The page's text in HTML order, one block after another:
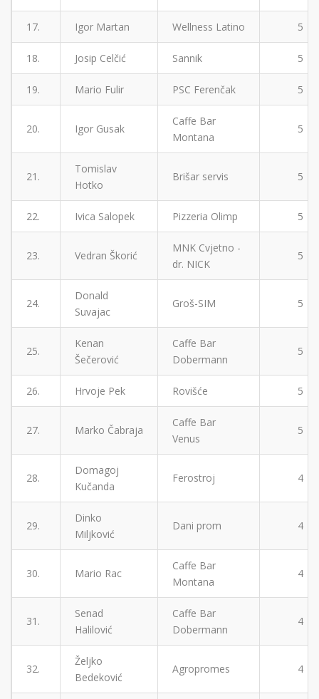
17. Igor Martan Wellness Latino 5
18. Josip Celčić Sannik 5
19. Mario Fulir PSC Ferenčak 5
20. Igor Gusak
Caffe Bar
Montana
5
21.
Tomislav
Hotko
Brišar servis 5
22. Ivica Salopek Pizzeria Olimp 5
23. Vedran Škorić
MNK Cvjetno -
dr. NICK
5
24.
Donald
Suvajac
Groš-SIM 5
25.
Kenan
Šečerović
Caffe Bar
Dobermann
5
26. Hrvoje Pek Rovišće 5
27. Marko Čabraja
Caffe Bar
Venus
5
28.
Domagoj
Kučanda
Ferostroj 4
29.
Dinko
Miljković
Dani prom 4
30. Mario Rac
Caffe Bar
Montana
4
31.
Senad
Halilović
Caffe Bar
Dobermann
4
32.
Željko
Bedeković
Agropromes 4